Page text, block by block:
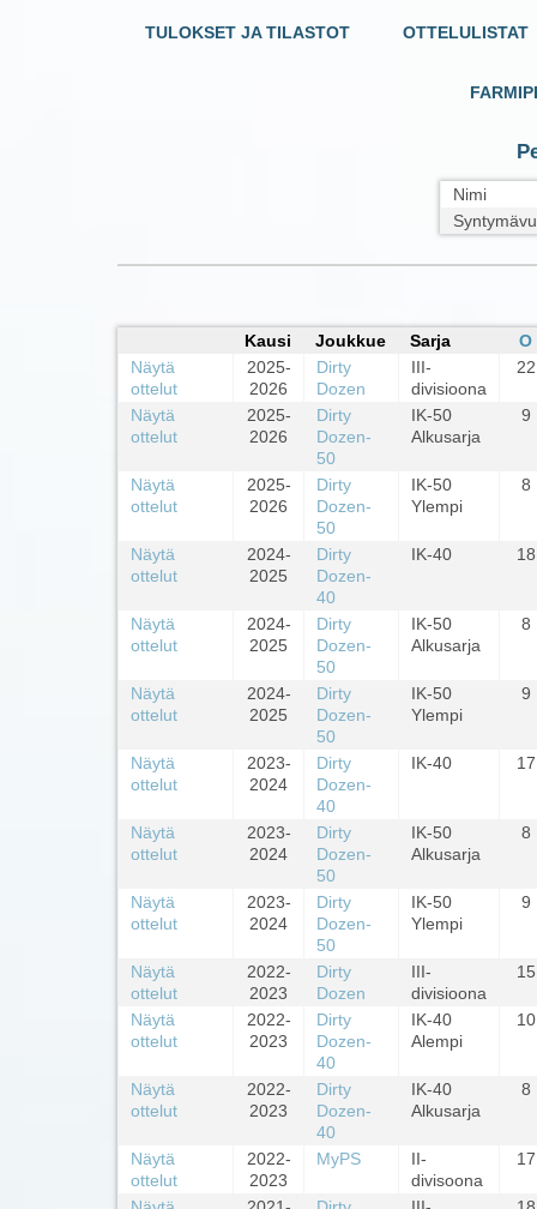
TULOKSET JA TILASTOT OTTELULISTAT
Nimi
Kausi Joukkue Sarja
O
Näytä
ottelut
2025-
2026
Dirty
Dozen
III-
divisioona
22
Näytä
ottelut
2025-
2026
Dirty
Dozen-
50
IK-50
Alkusarja
9
Näytä
ottelut
2025-
2026
Dirty
Dozen-
50
IK-50
Ylempi
8
Näytä
ottelut
2024-
2025
Dirty
Dozen-
40
IK-40 18
Näytä
ottelut
2024-
2025
Dirty
Dozen-
50
IK-50
Alkusarja
8
Näytä
ottelut
2024-
2025
Dirty
Dozen-
50
IK-50
Ylempi
9
Näytä
ottelut
2023-
2024
Dirty
Dozen-
40
IK-40 17
Näytä
ottelut
2023-
2024
Dirty
Dozen-
50
IK-50
Alkusarja
8
Näytä
ottelut
2023-
2024
Dirty
Dozen-
50
IK-50
Ylempi
9
Näytä
ottelut
2022-
2023
Dirty
Dozen
III-
divisioona
15
Näytä
ottelut
2022-
2023
Dirty
Dozen-
40
IK-40
Alempi
10
Näytä
ottelut
2022-
2023
Dirty
Dozen-
40
IK-40
Alkusarja
8
Näytä
ottelut
2022-
2023
MyPS
II-
divisoona
17